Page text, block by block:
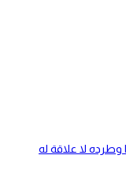
لا علاقة له